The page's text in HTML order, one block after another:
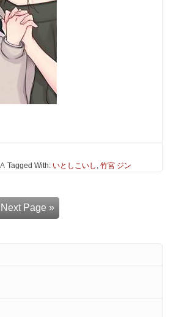
Tagged With: いとしこいし ,竹宮 ジン
Next Page »